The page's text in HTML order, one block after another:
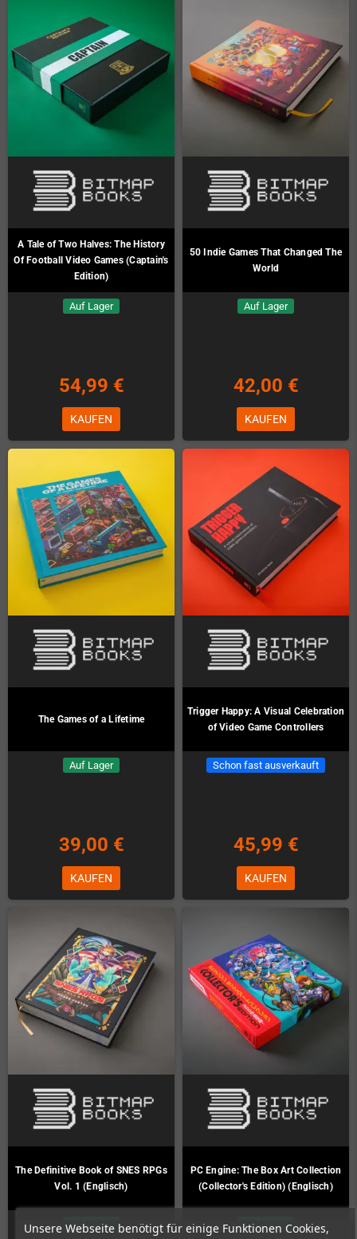
Unsere Webseite benötigt für einige Funktionen Cookies,
A Tale of Two Halves: The History
Of Football Video Games (Captain's
Edition)
Auf Lager
54,99 €
KAUFEN
50 Indie Games That Changed The
World
Auf Lager
42,00 €
KAUFEN
The Games of a Lifetime
Auf Lager
39,00 €
KAUFEN
Trigger Happy: A Visual Celebration
of Video Game Controllers
Schon fast ausverkauft
45,99 €
KAUFEN
The Definitive Book of SNES RPGs
Vol. 1 (Englisch)
Auf Lager
PC Engine: The Box Art Collection
(Collector's Edition) (Englisch)
Auf Lager